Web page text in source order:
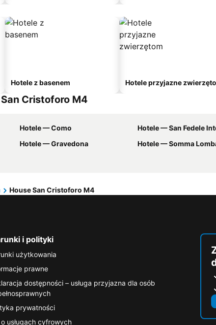
Hotele z basenem Hotele przyjazne
Cristoforo M4
Hotele — Como
Hotele — San Fedele
Hotele — Gravedona
Hotele — Somma
House San Cristoforo M4
i polityki
użytkowania
prawne
dostępności – usługa przyjazna dla osób
prywatności
usługach cyfrowych